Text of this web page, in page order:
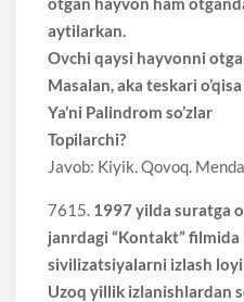
aytilarkan.
Ovchi qaysi hayvonni
Masalan, aka teskari o’qisa
Ya’ni Palindrom so’zlar
Topilarchi?
Javob: Kiyik. Qovoq.
7615. 1997 yilda suratga
janrdagi “Kontakt” filmida
sivilizatsiyalarni izlash
Uzoq yillik izlanishlardan